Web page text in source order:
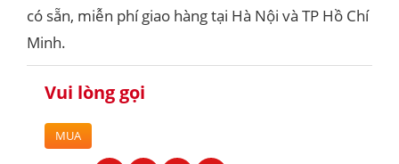
có sẵn, miễn phí giao hàng tại Hà Nội và TP Hồ Chí
Minh.
Vui lòng gọi
MUA